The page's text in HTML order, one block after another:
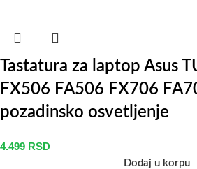
Tastatura za laptop Asus
FX506 FA506 FX706
pozadinsko osvetljenje
4.499 RSD
Dodaj u korpu